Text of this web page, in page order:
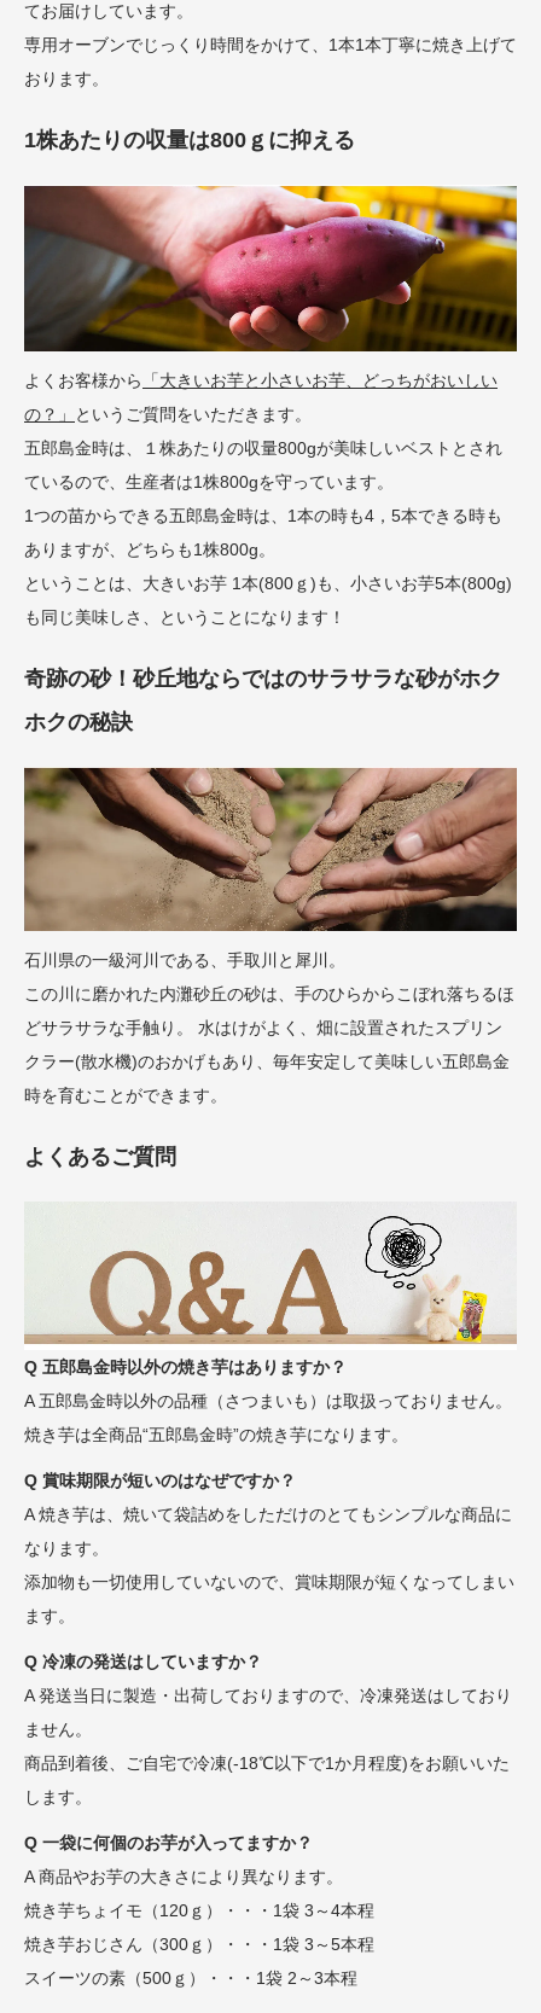
てお届けしています。
専用オーブンでじっくり時間をかけて、1本1本丁寧に焼き上げて
おります。
1株あたりの収量は800ｇに抑える
よくお客様から
「大きいお芋と小さいお芋、どっちがおいしい
の？」
というご質問をいただきます。
五郎島金時は、１株あたりの収量800gが美味しいベストとされ
ているので、生産者は1株800gを守っています。
1つの苗からできる五郎島金時は、1本の時も4，5本できる時も
ありますが、どちらも1株800g。
ということは、大きいお芋 1本(800ｇ)も、小さいお芋5本(800g)
も同じ美味しさ、ということになります！
奇跡の砂！砂丘地ならではのサラサラな砂がホク
ホクの秘訣
石川県の一級河川である、手取川と犀川。
この川に磨かれた内灘砂丘の砂は、手のひらからこぼれ落ちるほ
どサラサラな手触り。 水はけがよく、畑に設置されたスプリン
クラー(散水機)のおかげもあり、毎年安定して美味しい五郎島金
時を育むことができます。
よくあるご質問
Q 五郎島金時以外の焼き芋はありますか？
A 五郎島金時以外の品種（さつまいも）は取扱っておりません。
焼き芋は全商品“五郎島金時”の焼き芋になります。
Q 賞味期限が短いのはなぜですか？
A 焼き芋は、焼いて袋詰めをしただけのとてもシンプルな商品に
なります。
添加物も一切使用していないので、賞味期限が短くなってしまい
ます。
Q 冷凍の発送はしていますか？
A 発送当日に製造・出荷しておりますので、冷凍発送はしており
ません。
商品到着後、ご自宅で冷凍(-18℃以下で1か月程度)をお願いいた
します。
Q 一袋に何個のお芋が入ってますか？
A 商品やお芋の大きさにより異なります。
焼き芋ちょイモ（120ｇ）・・・1袋 3～4本程
焼き芋おじさん（300ｇ）・・・1袋 3～5本程
スイーツの素（500ｇ）・・・1袋 2～3本程